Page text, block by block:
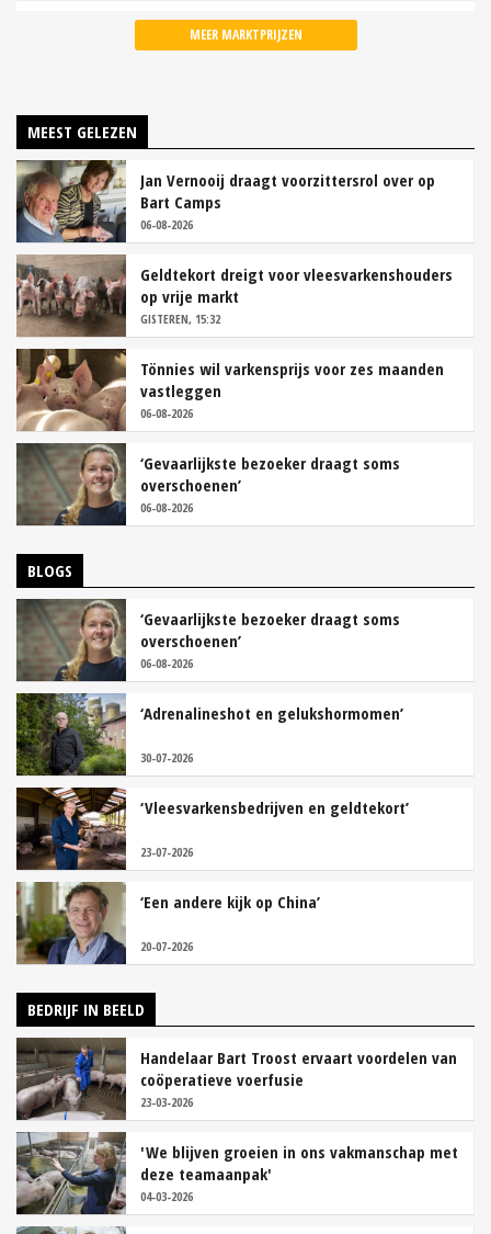
MEER MARKTPRIJZEN
MEEST GELEZEN
Jan Vernooij draagt voorzittersrol over op
Bart Camps
06-08-2026
Geldtekort dreigt voor vleesvarkenshouders
op vrije markt
GISTEREN, 15:32
Tönnies wil varkensprijs voor zes maanden
vastleggen
06-08-2026
‘Gevaarlijkste bezoeker draagt soms
overschoenen’
06-08-2026
BLOGS
‘Gevaarlijkste bezoeker draagt soms
overschoenen’
06-08-2026
‘Adrenalineshot en gelukshormomen’
30-07-2026
‘Vleesvarkensbedrijven en geldtekort’
23-07-2026
‘Een andere kijk op China’
20-07-2026
BEDRIJF IN BEELD
Handelaar Bart Troost ervaart voordelen van
coöperatieve voerfusie
23-03-2026
'We blijven groeien in ons vakmanschap met
deze teamaanpak'
04-03-2026